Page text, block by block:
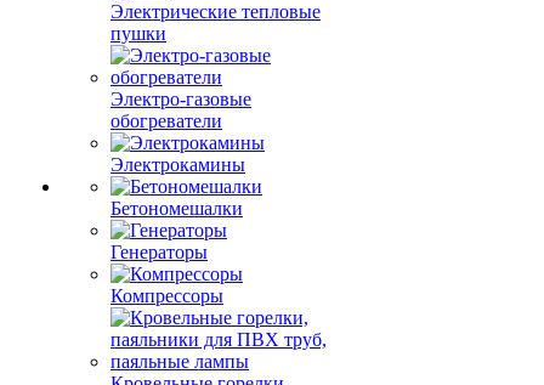
Электрические тепловые
пушки
Электро-газовые
обогреватели
Электрокамины
Бетономешалки
Генераторы
Компрессоры